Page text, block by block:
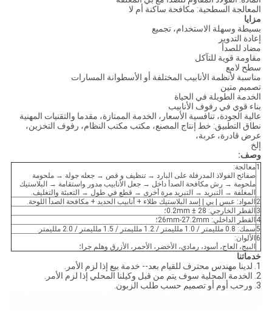
المعالجة السطحية: مكافحة ساكنة أم لا
مزايا
بسيطة وسهلة الاستخدام، تجميع
إعادة التدوير
مضاد للصدأ
مقاومة قوية للتآكل
سطح لامع
مناسبة لأنظمة الأنابيب المختلفة أو الأسطوانة المسارات
تصميم متين
الخدمة الطويلة في الحياة
بناء قوي في رفوف الأنابيب
عالية الجودة، تنافسية الأسعار، الخدمة الممتازة، مقدما والتقنيات المهنية
نطاق التطبيق: خط إنتاج المصنع، مكتب مكتب النظام، رفوف التخزين،
عرض قادرة، عربة،
إلخ
وصف:
1معالجة:
صفائح الفولاذ المدرفلة على البارد → تنظيف و قص → جعله جولة → ملحومة
ملحومة → رش مكافحة الصدأ داخل → جعل الأنابيب مدور واستقامة → البلاستيك
المغلفة → التبريد → التبريد مرة أخرى → قطع في طول → التعبئة والتغليف.
2 المواد: عبس | بي | إسد البلاستيك طلاء + أنابيب الحديد + مكافحة الصدأ اللوحة.
3 القطر الخارجي: 28 ± 0.2mm؛
4 القطر الداخلي: 26mm-27.2mm؛
5سمك: 0.8 ملليمتر / 1.0 ملليمتر / 1.2 ملليمتر / 1.5 ملليمتر / 2.0 ملليمتر.
6 الألوان:
البيج، العاج، أسود، رمادي، الأخضر، الأحمر، الأزرق وهلم جرا؛
خدماتنا
1. لدينا مهندس محترف للقيام بعد-- خدمة بيع إذا لزم الأمر.
2. الخدمة المحلية سوف يتم من قبل وكيلنا المحلي إذا لزم الأمر.
3. ورحب أوم أو تصميم حسب طلب الزبون.